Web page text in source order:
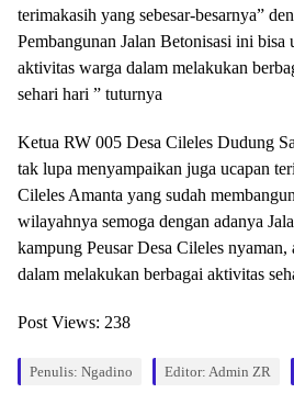
terimakasih yang sebesar-besarnya”
Pembangunan Jalan Betonisasi ini bisa
aktivitas warga dalam melakukan
sehari hari ” tuturnya
Ketua RW 005 Desa Cileles Dudung
tak lupa menyampaikan juga ucapan
Cileles Amanta yang sudah
wilayahnya semoga dengan adanya
kampung Peusar Desa Cileles nyaman,
dalam melakukan berbagai aktivitas
Post Views: 238
Penulis: Ngadino Editor: Admin ZR